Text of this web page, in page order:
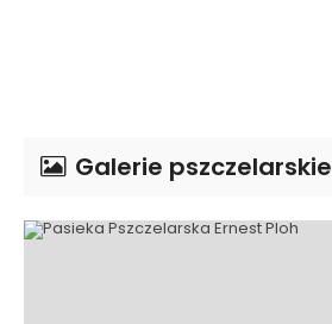
Galerie pszczelarskie